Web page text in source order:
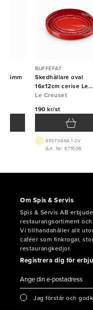
25mm
BUFFÉFAT
Skedhållare oval
16x12cm cerise Le
Creuset
Le Creuset
190 kr/st
BEST.VARA 1-2V
Art. Nr: K71506
Om Spis & Servis
Spis & Servis AB
restaurangsortiment
Vi tillhandahåller allt
caféer som finkrogar,
restaurangkedjor.
Registrera dig för
Jag förstår och